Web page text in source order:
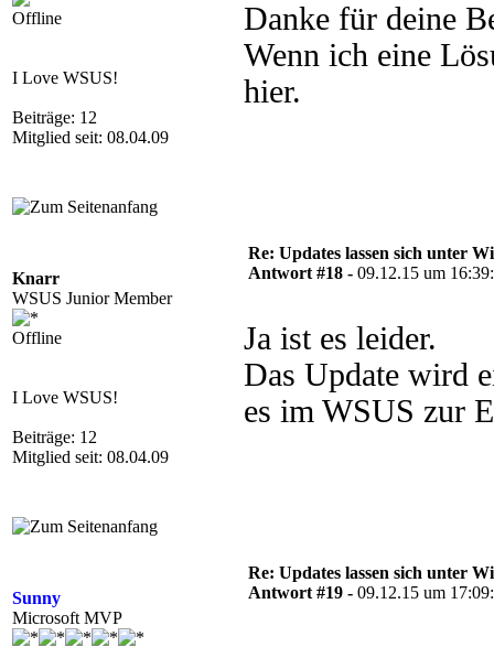
Offline
I Love WSUS!
Beiträge: 12
Mitglied seit: 08.04.09
Danke für deine
Wenn ich eine
hier.
Knarr
WSUS Junior Member
Offline
I Love WSUS!
Beiträge: 12
Mitglied seit: 08.04.09
Re: Updates lassen sich unter
Antwort #18 - 09.12.15 um
Ja ist es leider.
Das Update wird
es im WSUS zur
Sunny
Microsoft MVP
Re: Updates lassen sich unter
Antwort #19 - 09.12.15 um